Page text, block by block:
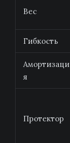
Вес
Гибкость
Амортизаци
я
Протектор